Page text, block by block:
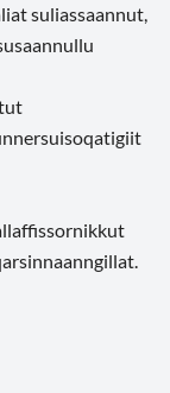
suliassaannut,